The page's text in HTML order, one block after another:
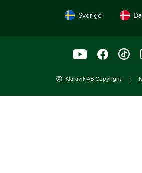
Sverige
Klaravik AB Copyright |